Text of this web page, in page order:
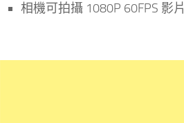
相機可拍攝 1080P 60FPS 影片